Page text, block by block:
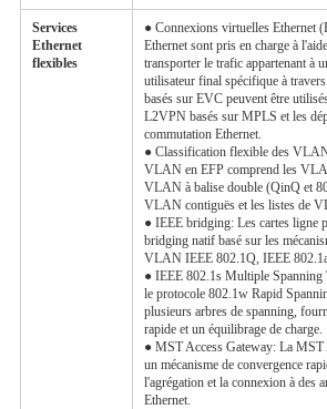
Services
Ethernet
flexibles
● Connexions virtuelles Ethernet
Ethernet sont pris en charge à
transporter le trafic appartenant à
utilisateur final spécifique à
basés sur EVC peuvent être
L2VPN basés sur MPLS et les
commutation Ethernet.
● Classification flexible des
VLAN en EFP comprend les
VLAN à balise double (QinQ et
VLAN contiguës et les listes de
● IEEE bridging: Les cartes ligne
bridging natif basé sur les
VLAN IEEE 802.1Q, IEEE
● IEEE 802.1s Multiple
le protocole 802.1w Rapid
plusieurs arbres de spanning,
rapide et un équilibrage de charge.
● MST Access Gateway: La
un mécanisme de convergence
l'agrégation et la connexion à des
Ethernet.